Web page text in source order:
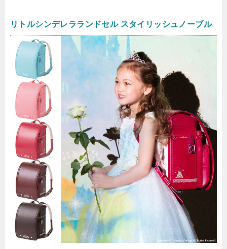
リトルシンデレラランドセル スタイリッシュノーブル